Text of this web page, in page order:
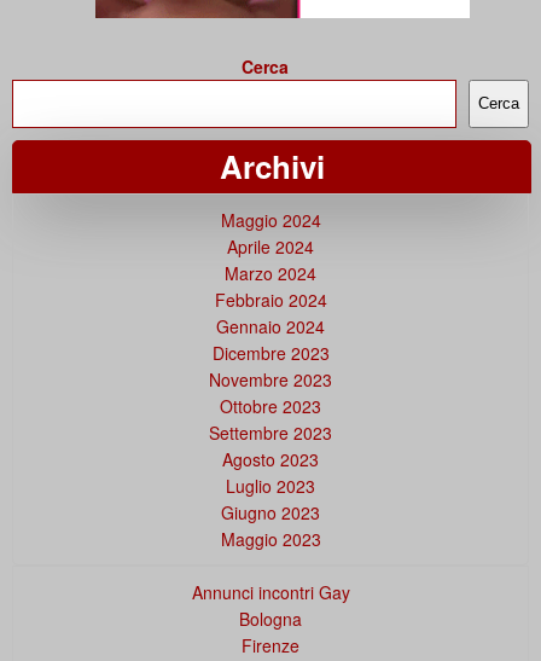
Cerca
Cerca
Archivi
Maggio 2024
Aprile 2024
Marzo 2024
Febbraio 2024
Gennaio 2024
Dicembre 2023
Novembre 2023
Ottobre 2023
Settembre 2023
Agosto 2023
Luglio 2023
Giugno 2023
Maggio 2023
Annunci incontri Gay
Bologna
Firenze